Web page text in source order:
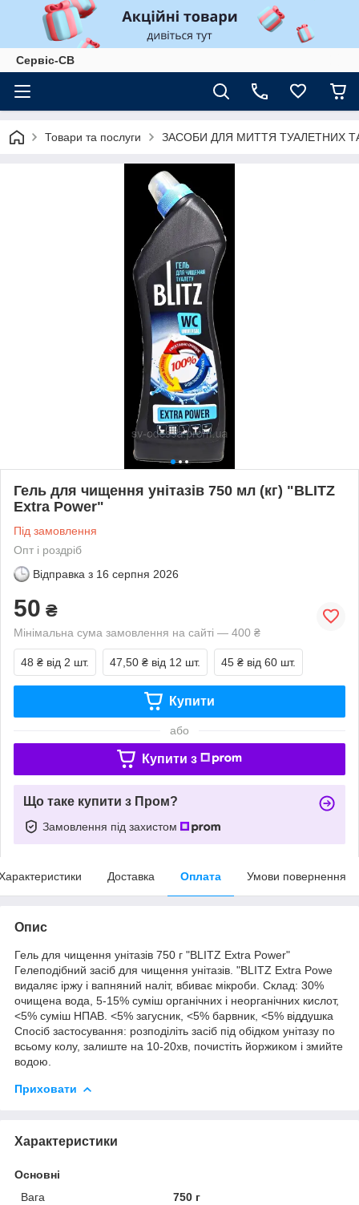
Сервіс-СВ
Товари та послуги ЗАСОБИ ДЛЯ МИТТЯ ТУАЛЕТНИХ
Гель для чищення унітазів 750 мл (кг) "BLITZ
Extra Power"
Під замовлення
Опт і роздріб
Відправка з 16 серпня 2026
50 ₴
Мінімальна сума замовлення на сайті — 400 ₴
48 ₴ від 2 шт. 47,50 ₴ від 12 шт. 45 ₴ від 60 шт.
Купити
або
Купити з
Що таке купити з Пром?
Замовлення під захистом
Доставка Оплата Умови повернення
Опис
Гель для чищення унітазів 750 г "BLITZ Extra Power"
Гелеподібний засіб для чищення унітазів. "BLITZ Extra Powe
видаляє іржу і вапняний наліт, вбиває мікроби. Склад: 30%
очищена вода, 5-15% суміш органічних і неорганічних кислот,
<5% суміш НПАВ. <5% загусник, <5% барвник, <5% віддушка
Спосіб застосування: розподіліть засіб під обідком унітазу по
всьому колу, залиште на 10-20хв, почистіть йоржиком і змийте
водою.
Приховати
Характеристики
Основні
Вага
750 г